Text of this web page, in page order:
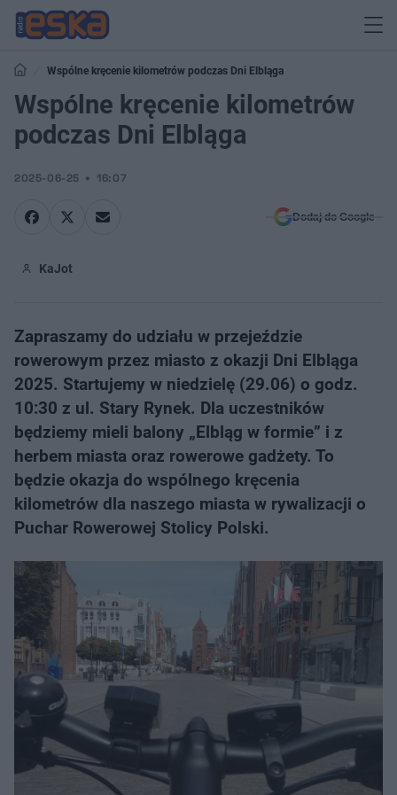
Wspólne kręcenie kilometrów podczas Dni Elbląga
Wspólne kręcenie kilometrów
podczas Dni Elbląga
2025-06-25 16:07
Dodaj do Google
KaJot
Zapraszamy do udziału w przejeździe
rowerowym przez miasto z okazji Dni Elbląga
2025. Startujemy w niedzielę (29.06) o godz.
10:30 z ul. Stary Rynek. Dla uczestników
będziemy mieli balony „Elbląg w formie” i z
herbem miasta oraz rowerowe gadżety. To
będzie okazja do wspólnego kręcenia
kilometrów dla naszego miasta w rywalizacji o
Puchar Rowerowej Stolicy Polski.